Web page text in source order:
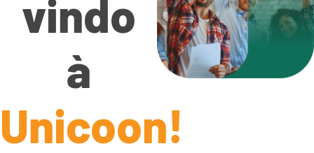
vindo
à
Unicoon!